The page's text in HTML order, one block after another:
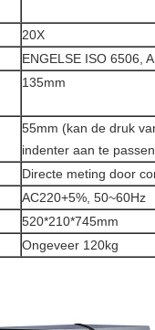
20X
ENGELSE ISO 6506,
135mm
55mm (kan de druk
indenter aan te
Directe meting door
AC220+5%, 50~60Hz
520*210*745mm
Ongeveer 120kg